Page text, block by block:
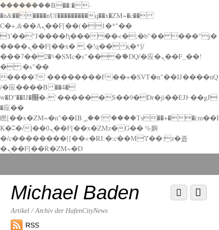
��������B��:�-
�n&������nUf���������q��x�ZM~�c��
Ϲ�+,&��Ὰܢ��F[��(�1�*"��
ϒ��"J����ԧ�����<�;�b"�� ���"j�
����ܢ��F[��x� ,�!q�� қ�*]/
���؝�2��7�SMc�s"���ޭ�DQ/�应�ܢ��F_��!
� :�s"��
����7`��������F��+�SVT�n"��IJ����nQ
/�应����B ��4�
w�D"��IJ�׭�-`������S��9�Dr�ji��EJ߅��gJ
�应��
矁[��x�ZM~�n"��IB؃��!'����Тѕ��+��(m��I
K�ʭ�/|��ϐܢ��F[��x�ZMz�G�� %嬩
�/c��������[[��<�RI:�:c��MΎ��:z�졾
�ܢ��F[��R�ZM~�D
down
contentMichael Baden
Artikel / Archiv der HafenCityNews
RSS
Menu
Scroll
down